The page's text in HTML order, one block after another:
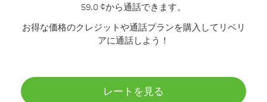
59.0 ¢から通話できます。
お得な価格のクレジットや通話プランを購入してリベリ
アに通話しよう！
レートを見る